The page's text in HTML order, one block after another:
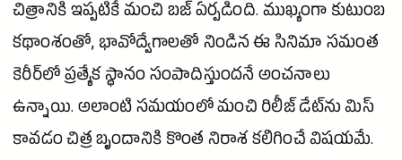
చిత్రానికి ఇప్పటికే మంచి బజ్ ఏర్పడింది. ముఖ్యంగా కుటుంబ
కథాంశంతో, భావోద్వేగాలతో నిండిన ఈ సినిమా సమంత
కెరీర్‌లో ప్రత్యేక స్థానం సంపాదిస్తుందనే అంచనాలు
ఉన్నాయి. అలాంటి సమయంలో మంచి రిలీజ్ డేట్‌ను మిస్
కావడం చిత్ర బృందానికి కొంత నిరాశ కలిగించే విషయమే.